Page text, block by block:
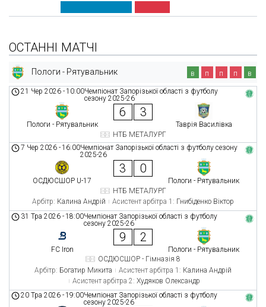
ОСТАННІ МАТЧІ
Пологи - Рятувальник в п п п в
Чемпіонат Запорізької області з футболу
сезону 2025-26
21 Чер 2026 -10:00
Пологи - Рятувальник
6 3
Таврія Василівка
НТБ МЕТАЛУРГ
Чемпіонат Запорізької області з футболу сезону
2025-26
7 Чер 2026 -16:00
ОСДЮСШОР U-17
3 0
Пологи - Рятувальник
НТБ МЕТАЛУРГ
Арбітр: Калина Андрій Асистент арбітра 1: Гнибіденко Віктор
Чемпіонат Запорізької області з футболу
сезону 2025-26
31 Тра 2026 -18:00
FC Iron
9 2
Пологи - Рятувальник
ОСДЮСШОР - Гімназія 8
Арбітр: Богатир Микита Асистент арбітра 1: Калина Андрій
Асистент арбітра 2: Худяков Олександр
Чемпіонат Запорізької області з футболу
сезону 2025-26
20 Тра 2026 -19:00